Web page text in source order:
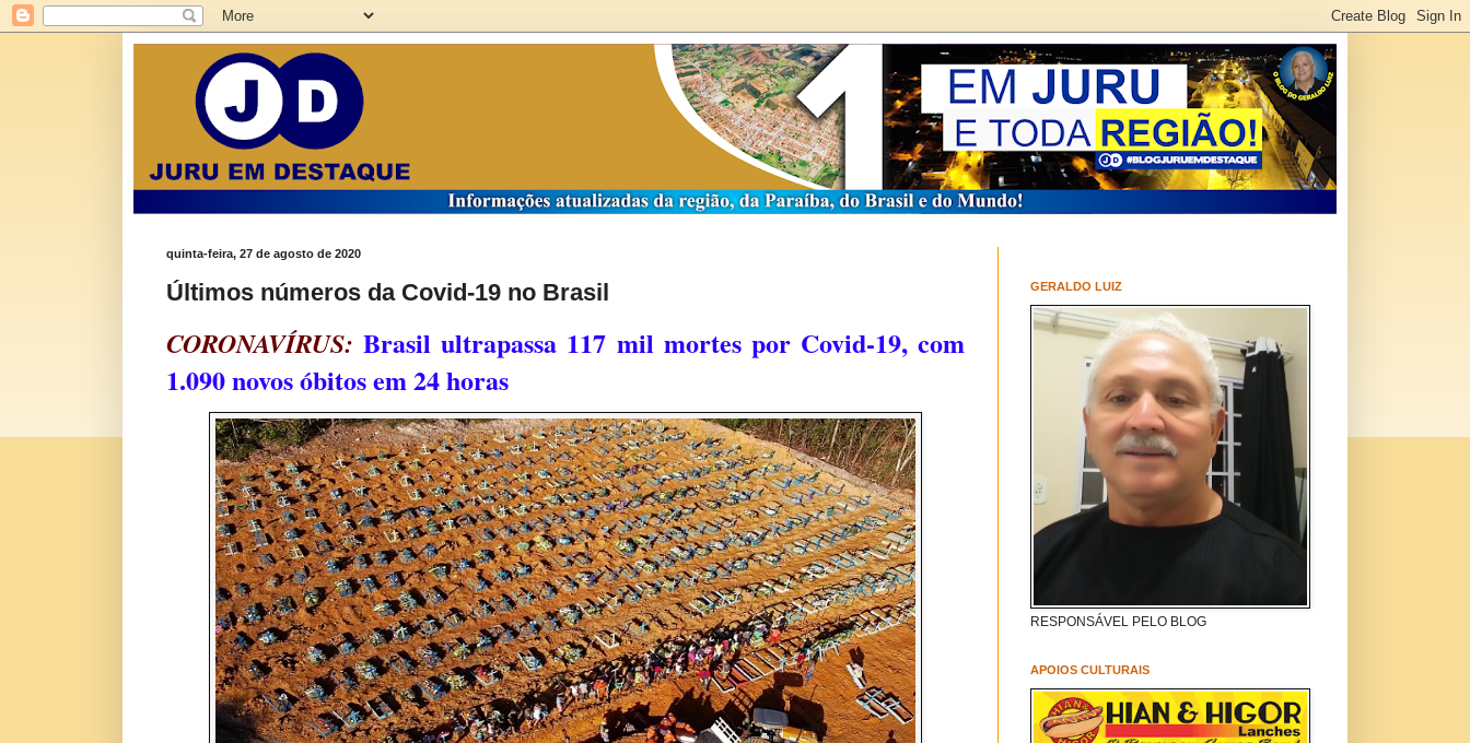
quinta-feira, 27 de agosto de 2020
Últimos números da Covid-19 no Brasil
CORONAVÍRUS: Brasil ultrapassa 117 mil mortes por Covid-19, com
1.090 novos óbitos em 24 horas
GERALDO LUIZ
RESPONSÁVEL PELO BLOG
APOIOS CULTURAIS